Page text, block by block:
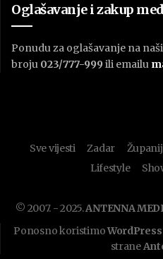
Oglašavanje i zakup
Ponudu za oglašavanje na
broju 023/777-999 ili emailu
Sve vijesti Zadar
Lifestyle
© 2007. - 2025.ANTENNA
Ponosno koristimoWordPress
strane